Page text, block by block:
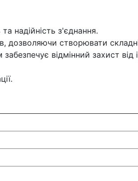
надійність з'єднання.
дозволяючи створювати
відмінний захист